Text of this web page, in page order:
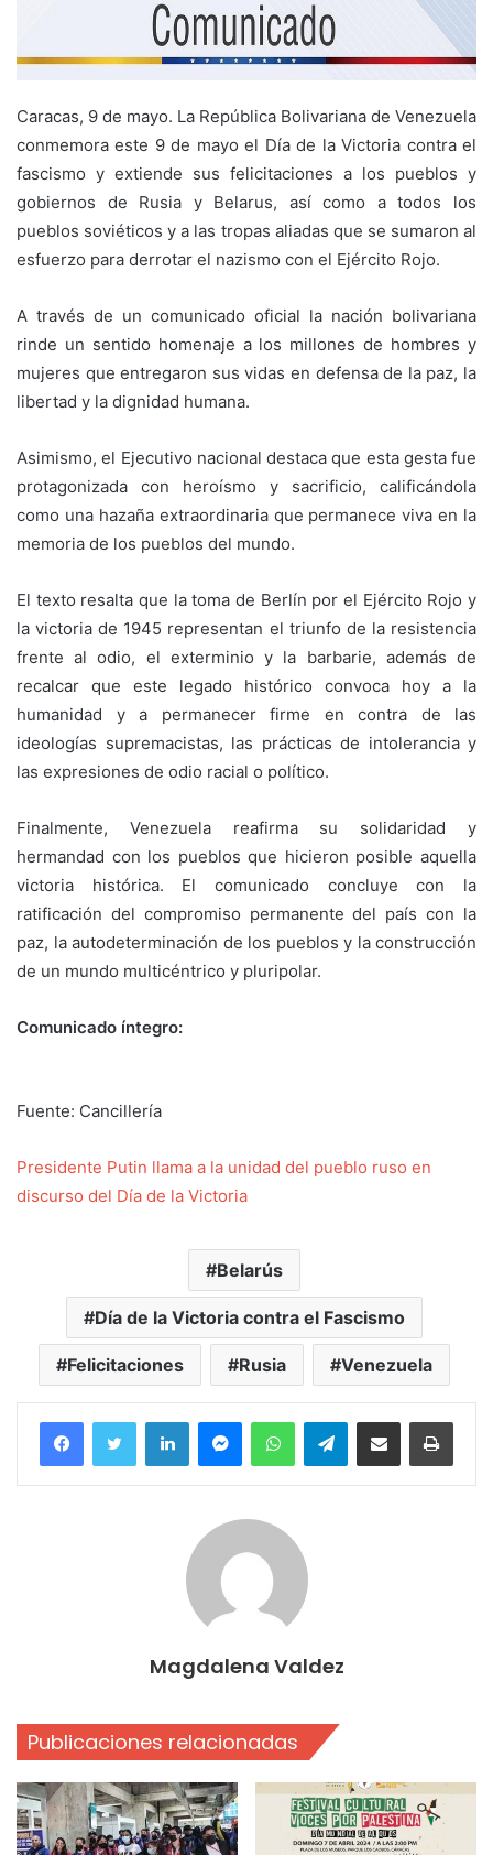
Caracas, 9 de mayo. La República Bolivariana de Venezuela
conmemora este 9 de mayo el Día de la Victoria contra el
fascismo y extiende sus felicitaciones a los pueblos y
gobiernos de Rusia y Belarus, así como a todos los
pueblos soviéticos y a las tropas aliadas que se sumaron al
esfuerzo para derrotar el nazismo con el Ejército Rojo.
A través de un comunicado oficial la nación bolivariana
rinde un sentido homenaje a los millones de hombres y
mujeres que entregaron sus vidas en defensa de la paz, la
libertad y la dignidad humana.
Asimismo, el Ejecutivo nacional destaca que esta gesta fue
protagonizada con heroísmo y sacrificio, calificándola
como una hazaña extraordinaria que permanece viva en la
memoria de los pueblos del mundo.
El texto resalta que la toma de Berlín por el Ejército Rojo y
la victoria de 1945 representan el triunfo de la resistencia
frente al odio, el exterminio y la barbarie, además de
recalcar que este legado histórico convoca hoy a la
humanidad y a permanecer firme en contra de las
ideologías supremacistas, las prácticas de intolerancia y
las expresiones de odio racial o político.
Finalmente, Venezuela reafirma su solidaridad y
hermandad con los pueblos que hicieron posible aquella
victoria histórica. El comunicado concluye con la
ratificación del compromiso permanente del país con la
paz, la autodeterminación de los pueblos y la construcción
de un mundo multicéntrico y pluripolar.
Comunicado íntegro:
Fuente: Cancillería
Presidente Putin llama a la unidad del pueblo ruso en
discurso del Día de la Victoria
Belarús
Día de la Victoria contra el Fascismo
Felicitaciones Rusia Venezuela
FacebookTwitter LinkedInMessengerWhatsAppTelegramCompartir por correo electrónico
Magdalena Valdez
Publicaciones relacionadas